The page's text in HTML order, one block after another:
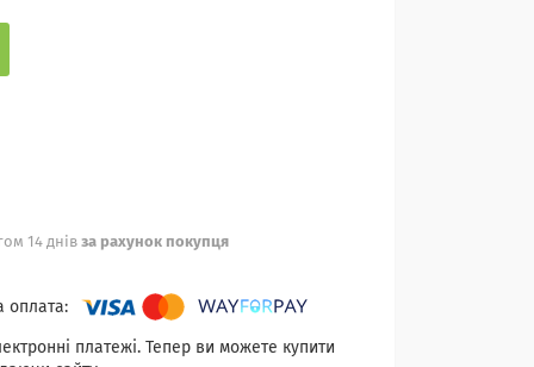
14 днів за рахунок покупця
платежі. Тепер ви можете купити